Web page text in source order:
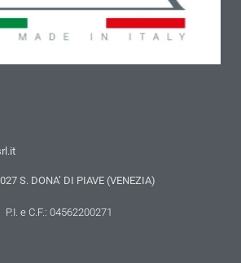
S. DONA’ DI PIAVE (VENEZIA)
P.I. e C.F.: 04562200271